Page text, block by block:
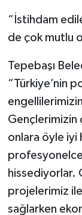
“İstihdam
de çok mutlu
Tepebaşı
“Türkiye’nin
Gençlerimizin
onlara öyle iyi
profesyonelce
hissediyorlar.
projelerimiz
sağlarken